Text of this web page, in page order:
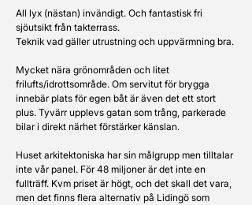
All lyx (nästan) invändigt. Och fantastisk fri
sjöutsikt från takterrass.
Teknik vad gäller utrustning och uppvärmning bra.
Mycket nära grönområden och litet
frilufts/idrottsområde. Om servitut för brygga
innebär plats för egen båt är även det ett stort
plus. Tyvärr upplevs gatan som trång, parkerade
bilar i direkt närhet förstärker känslan.
Huset arkitektoniska har sin målgrupp men tilltalar
inte vår panel. För 48 miljoner är det inte en
fullträff. Kvm priset är högt, och det skall det vara,
men det finns flera alternativ på Lidingö som